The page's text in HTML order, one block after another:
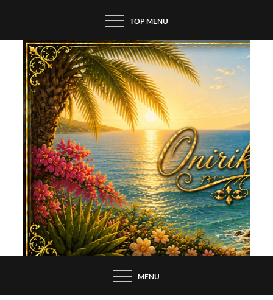
content
TOP MENU
MENU